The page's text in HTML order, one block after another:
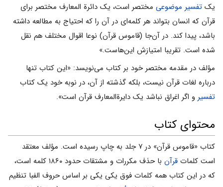
یک تفسیر موضوعى مختصر است، یک دائرة المعارف مختصر براى
قرآن که انسان بتواند هر کلمه‌اى در آن را که احتیاج به مطالعه داشته
باشد، پیدا کند. در آن‌جا (قاموس قرآن) نوعا اقوال مختلف هم نقل
شده است. تقریبا امتیازش این‌هاست.»
مؤلف در مقدمه مختصر خود بر کتاب مى‌نویسد: «این کتاب تنها
درباره لغات قرآن نیست، بلکه گذشته از آن، در نوبه خود یک کتاب
تفسیر و اگر اغراق نباشد یک دایرةالمعارف قرآن است».
محتوای کتاب
کتاب «قاموس قرآن» در ۷ جلد به چاپ رسیده است. مؤلف معتقد
است کلمات قرآن
با حذف مکررات و مشتقات حدود ۱۸۶۰ کلمه است،
که در این کتاب همه کلمات فوق یکى یکى بر اساس حروف الفبا تنظیم